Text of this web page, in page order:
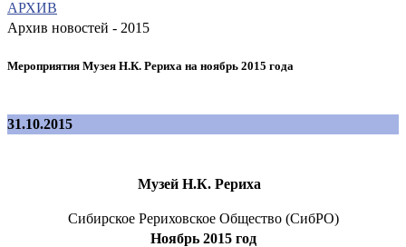
АРХИВ
Архив новостей - 2015
Мероприятия Музея Н.К. Рериха на ноябрь 2015 года
31.10.2015
Музей Н.К. Рериха
Сибирское Рериховское Общество (СибРО)
Ноябрь 2015 год